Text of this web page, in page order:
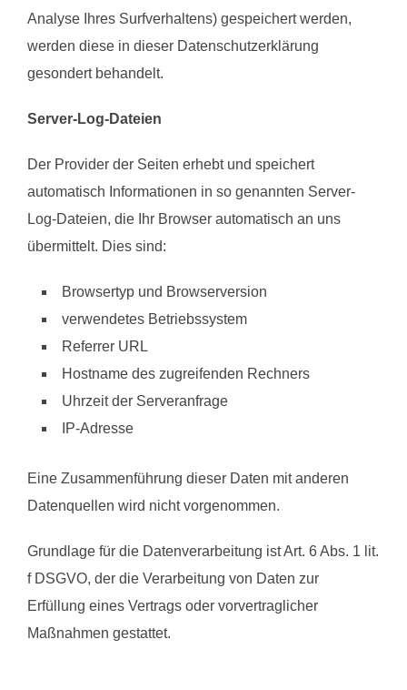
Analyse Ihres Surfverhaltens) gespeichert werden,
werden diese in dieser Datenschutzerklärung
gesondert behandelt.
Server-Log-Dateien
Der Provider der Seiten erhebt und speichert
automatisch Informationen in so genannten Server-
Log-Dateien, die Ihr Browser automatisch an uns
übermittelt. Dies sind:
Browsertyp und Browserversion
verwendetes Betriebssystem
Referrer URL
Hostname des zugreifenden Rechners
Uhrzeit der Serveranfrage
IP-Adresse
Eine Zusammenführung dieser Daten mit anderen
Datenquellen wird nicht vorgenommen.
Grundlage für die Datenverarbeitung ist Art. 6 Abs. 1 lit.
f DSGVO, der die Verarbeitung von Daten zur
Erfüllung eines Vertrags oder vorvertraglicher
Maßnahmen gestattet.